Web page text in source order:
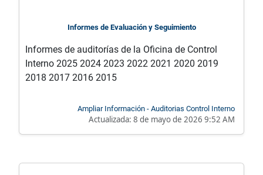
Informes de Evaluación y Seguimiento
Informes de auditorías de la Oficina de Control
Interno 2025 2024 2023 2022 2021 2020 2019
2018 2017 2016 2015
Ampliar Información - Auditorias Control Interno
Actualizada: 8 de mayo de 2026 9:52 AM